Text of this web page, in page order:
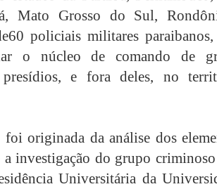
Mato Grosso do Sul,
policiais militares
o núcleo de comando de
e fora deles, no
originada da análise dos
investigação do grupo
Universitária da